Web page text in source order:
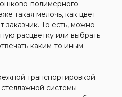
полимерного
такая мелочь, как цвет
заказчик. То есть, можно
расцветку или выбрать
каким-то иным
транспортировкой
системы
файл